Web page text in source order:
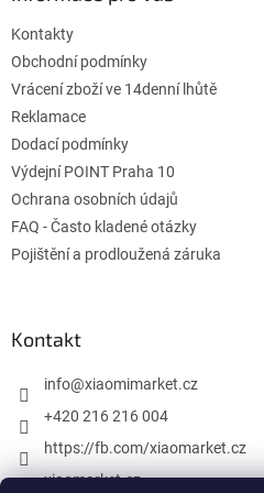
Kontakty
Obchodní podmínky
Vrácení zboží ve 14denní lhůtě
Reklamace
Dodací podmínky
Výdejní POINT Praha 10
Ochrana osobních údajů
FAQ - Často kladené otázky
Pojištění a prodloužená záruka
Kontakt
info@xiaomimarket.cz
+420 216 216 004
https://fb.com/xiaomarket.cz
xiaomarket.cz